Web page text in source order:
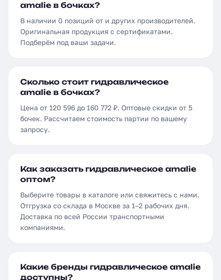
amalie в бочках?
В наличии 0 позиций от и других производителей.
Оригинальная продукция с сертификатами.
Подберём под ваши задачи.
Сколько стоит гидравлическое
amalie в бочках?
Цена от 120 596 до 160 772 ₽. Оптовые скидки от 5
бочек. Рассчитаем стоимость партии по вашему
запросу.
Как заказать гидравлическое amalie
оптом?
Выберите товары в каталоге или свяжитесь с нами.
Отгрузка со склада в Москве за 1–2 рабочих дня.
Доставка по всей России транспортными
компаниями.
Какие бренды гидравлическое amalie
доступны?